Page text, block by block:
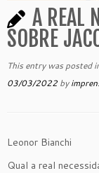
A REAL
SOBRE
This entry was posted
03/03/2022 by
Leonor Bianchi
Qual a real